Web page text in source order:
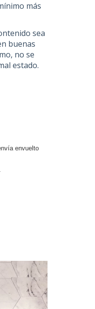
más
sea
buenas
no se
estado.
envuelto